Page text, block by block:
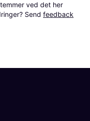
ved det her
Send feedback